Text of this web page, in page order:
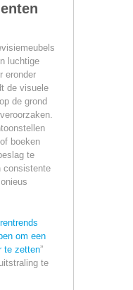
luchtige
eronder
de visuele
de grond
boeken
te
consistente
om een
te zetten”
te